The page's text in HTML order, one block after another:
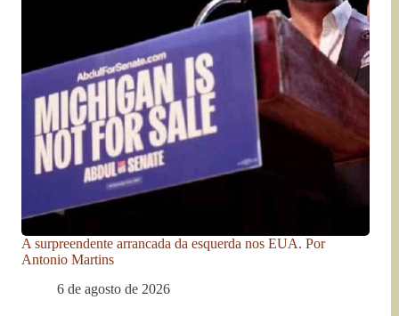
A surpreendente arrancada da esquerda nos EUA. Por
Antonio Martins
6 de agosto de 2026